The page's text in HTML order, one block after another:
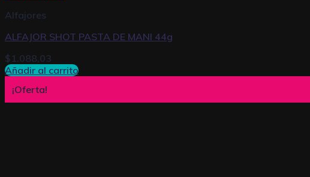
Alfajores
ALFAJOR SHOT PASTA DE MANI 44g
$1.088,03
Añadir al carrito
¡Oferta!